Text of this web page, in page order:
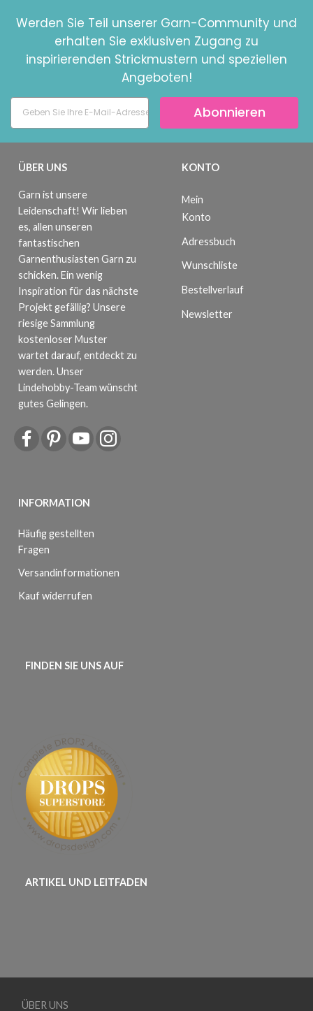
Werden Sie Teil unserer Garn-Community und
erhalten Sie exklusiven Zugang zu
inspirierenden Strickmustern und speziellen
Angeboten!
Abonnieren
ÜBER UNS
Garn ist unsere
Leidenschaft! Wir lieben
es, allen unseren
fantastischen
Garnenthusiasten Garn zu
schicken. Ein wenig
Inspiration für das nächste
Projekt gefällig? Unsere
riesige Sammlung
kostenloser Muster
wartet darauf, entdeckt zu
werden. Unser
Lindehobby-Team wünscht
gutes Gelingen.
INFORMATION
Häufig gestellten
Fragen
Versandinformationen
Kauf widerrufen
KONTO
Mein
Konto
Adressbuch
Wunschliste
Bestellverlauf
Newsletter
FINDEN SIE UNS AUF
ARTIKEL UND LEITFADEN
ÜBER UNS